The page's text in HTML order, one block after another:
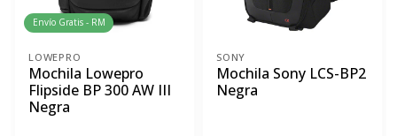
Envío Gratis - RM
LOWEPRO
Mochila Lowepro
Flipside BP 300 AW III
Negra
SONY
Mochila Sony LCS-BP2
Negra